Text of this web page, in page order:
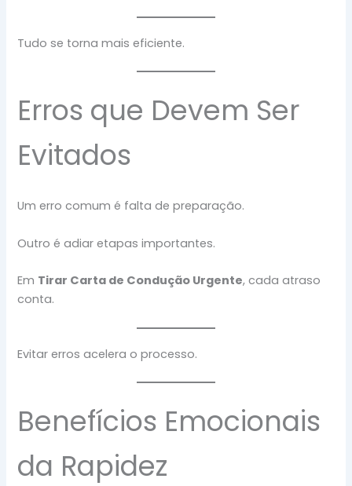
Tudo se torna mais eficiente.
Erros que Devem Ser
Evitados
Um erro comum é falta de preparação.
Outro é adiar etapas importantes.
Em Tirar Carta de Condução Urgente, cada atraso
conta.
Evitar erros acelera o processo.
Benefícios Emocionais
da Rapidez